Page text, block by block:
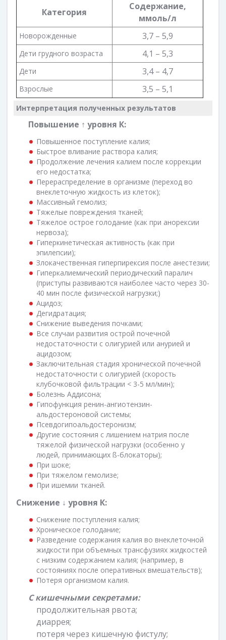
Категория
Содержание,
ммоль/л
Новорожденные 3,7 – 5,9
Дети грудного возраста 4,1 – 5,3
Дети 3,4 – 4,7
Взрослые 3,5 – 5,1
Интерпретация полученных результатов
Повышение ↑ уровня К:
Повышенное поступление калия;
Быстрое вливание раствора калия;
Продолжение лечения калием после коррекции
его недостатка;
Перераспределение в организме (переход во
внеклеточную жидкость из клеток);
Массивный гемолиз;
Тяжелые повреждения тканей;
Тяжелое острое голодание (как при анорексии
нервоза);
Гиперкинетическая активность (как при
эпилепсии);
Злокачественная гиперпирексия после анестезии;
Гиперкалиемический периодический паралич
(приступы развиваются наиболее часто через 30-
40 мин после физической нагрузки;)
Ацидоз;
Дегидратация;
Снижение выведения почками;
Все случаи развития острой почечной
недостаточности с олигурией или анурией и
ацидозом;
Заключительная стадия хронической почечной
недостаточности с олигурией (скорость
клубочковой фильтрации < 3-5 мл/мин);
Болезнь Аддисона;
Гипофункция ренин-ангиотензин-
альдостероновой системы;
Псевдогипоальдостеронизм;
Другие состояния с лишением натрия после
тяжелой физической нагрузки (особенно у
людей, принимающих ß-блокаторы);
При шоке;
При тяжелом гемолизе;
При ишемии тканей.
Снижение ↓ уровня К:
Снижение поступления калия;
Хроническое голодание;
Разведение содержания калия во внеклеточной
жидкости при объемных трансфузиях жидкостей
с низким содержанием калия; (например, в
состояниях после оперативных вмешательств);
Потеря организмом калия.
С кишечными секретами:
продолжительная рвота;
диаррея;
потеря через кишечную фистулу;